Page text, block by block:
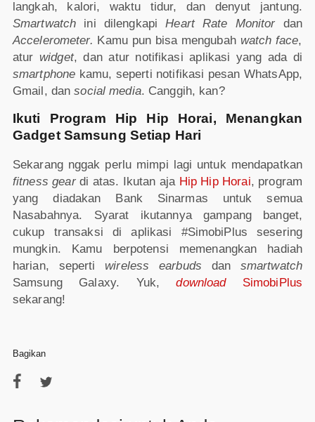
langkah, kalori, waktu tidur, dan denyut jantung.
Smartwatch ini dilengkapiHeart Rate Monitor dan
Accelerometer. Kamu pun bisa mengubah watch face,
atur widget, dan atur notifikasi aplikasi yang ada di
smartphone kamu, seperti notifikasi pesan WhatsApp,
Gmail, dansocial media. Canggih, kan?
Ikuti Program Hip Hip Horai, Menangkan
Gadget Samsung Setiap Hari
Sekarang nggak perlu mimpi lagi untuk mendapatkan
fitness geardi atas. Ikutan aja Hip Hip Horai, program
yang diadakan Bank Sinarmas untuk semua
Nasabahnya. Syarat ikutannya gampang banget,
cukup transaksi di aplikasi #SimobiPlus sesering
mungkin. Kamu berpotensi memenangkan hadiah
harian, seperti wireless earbuds dan smartwatch
Samsung Galaxy. Yuk,downloadSimobiPlus
sekarang!
Bagikan